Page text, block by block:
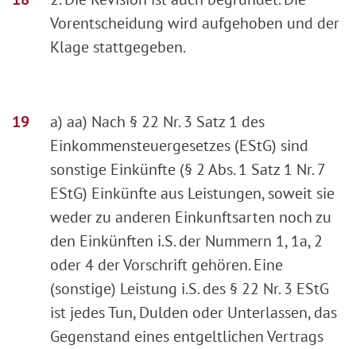
Vorentscheidung wird aufgehoben und der
Klage stattgegeben.
a) aa) Nach § 22 Nr. 3 Satz 1 des
Einkommensteuergesetzes (EStG) sind
sonstige Einkünfte (§ 2 Abs. 1 Satz 1 Nr. 7
EStG) Einkünfte aus Leistungen, soweit sie
weder zu anderen Einkunftsarten noch zu
den Einkünften i.S. der Nummern 1, 1a, 2
oder 4 der Vorschrift gehören. Eine
(sonstige) Leistung i.S. des § 22 Nr. 3 EStG
ist jedes Tun, Dulden oder Unterlassen, das
Gegenstand eines entgeltlichen Vertrags